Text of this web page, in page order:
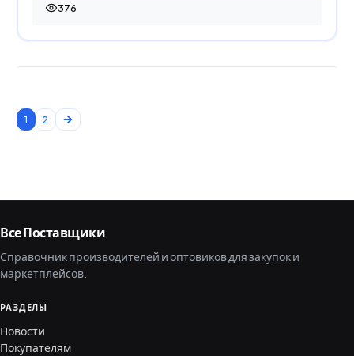
376
376 просмотров
1 2
Все Поставщики
Справочник производителей и оптовиков для закупок и
маркетплейсов.
РАЗДЕЛЫ
Новости
Покупателям